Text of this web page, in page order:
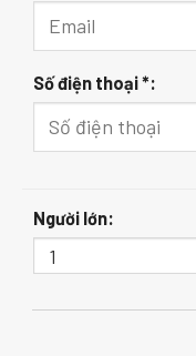
Số điện thoại *:
Người lớn: